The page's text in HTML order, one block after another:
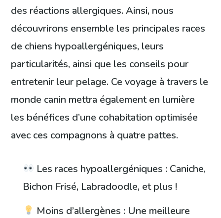
des réactions allergiques. Ainsi, nous
découvrirons ensemble les principales races
de chiens hypoallergéniques, leurs
particularités, ainsi que les conseils pour
entretenir leur pelage. Ce voyage à travers le
monde canin mettra également en lumière
les bénéfices d’une cohabitation optimisée
avec ces compagnons à quatre pattes.
Les races hypoallergéniques : Caniche,
Bichon Frisé, Labradoodle, et plus !
Moins d’allergènes : Une meilleure